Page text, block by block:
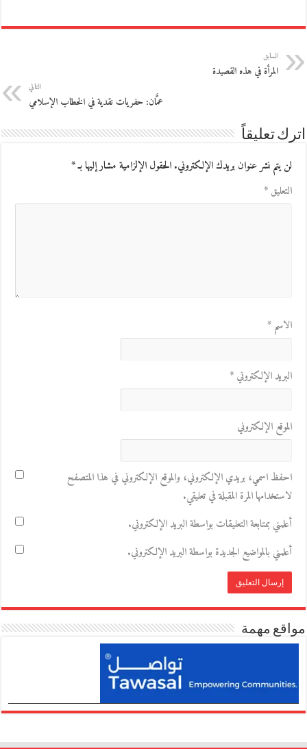
السابق
المرأة في هذه القصيدة
التالي
عمَّان: حفريات نقدية في الخطاب الإسلامي
اترك تعليقاً
لن يتم نشر عنوان بريدك الإلكتروني.الحقول الإلزامية مشار إليها بـ*
التعليق*
الاسم*
البريد الإلكتروني*
الموقع الإلكتروني
احفظ اسمي، بريدي الإلكتروني، والموقع الإلكتروني في هذا المتصفح
لاستخدامها المرة المقبلة في تعليقي.
أعلمني بمتابعة التعليقات بواسطة البريد الإلكتروني.
أعلمني بالمواضيع الجديدة بواسطة البريد الإلكتروني.
مواقع مهمة